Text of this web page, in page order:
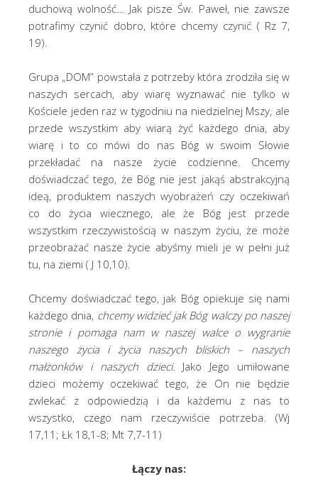
duchową wolność… Jak pisze Św. Paweł, nie zawsze
potrafimy czynić dobro, które chcemy czynić ( Rz 7,
19).
Grupa „DOM” powstała z potrzeby która zrodziła się w
naszych sercach, aby wiarę wyznawać nie tylko w
Kościele jeden raz w tygodniu na niedzielnej Mszy, ale
przede wszystkim aby wiarą żyć każdego dnia, aby
wiarę i to co mówi do nas Bóg w swoim Słowie
przekładać na nasze życie codzienne. Chcemy
doświadczać tego, że Bóg nie jest jakąś abstrakcyjną
ideą, produktem naszych wyobrażeń czy oczekiwań
co do życia wiecznego, ale że Bóg jest przede
wszystkim rzeczywistością w naszym życiu, że może
przeobrażać nasze życie abyśmy mieli je w pełni już
tu, na ziemi ( J 10,10).
Chcemy doświadczać tego, jak Bóg opiekuje się nami
każdego dnia, chcemy widzieć jak Bóg walczy po naszej
stronie i pomaga nam w naszej walce o wygranie
naszego życia i życia naszych bliskich – naszych
małżonków i naszych dzieci. Jako Jego umiłowane
dzieci możemy oczekiwać tego, że On nie będzie
zwlekać z odpowiedzią i da każdemu z nas to
wszystko, czego nam rzeczywiście potrzeba. (Wj
17,11; Łk 18,1-8; Mt 7,7-11)
Łączy nas: